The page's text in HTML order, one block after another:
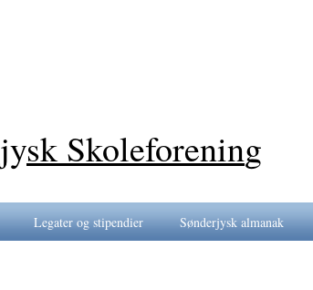
jysk Skoleforening
Legater og stipendier Sønderjysk almanak